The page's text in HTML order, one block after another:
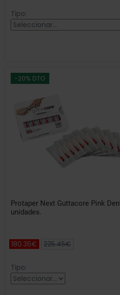
Tipo:
-20% DTO
Protaper Next Guttacore Pink
unidades.
180.36€ 225.45€
Tipo: